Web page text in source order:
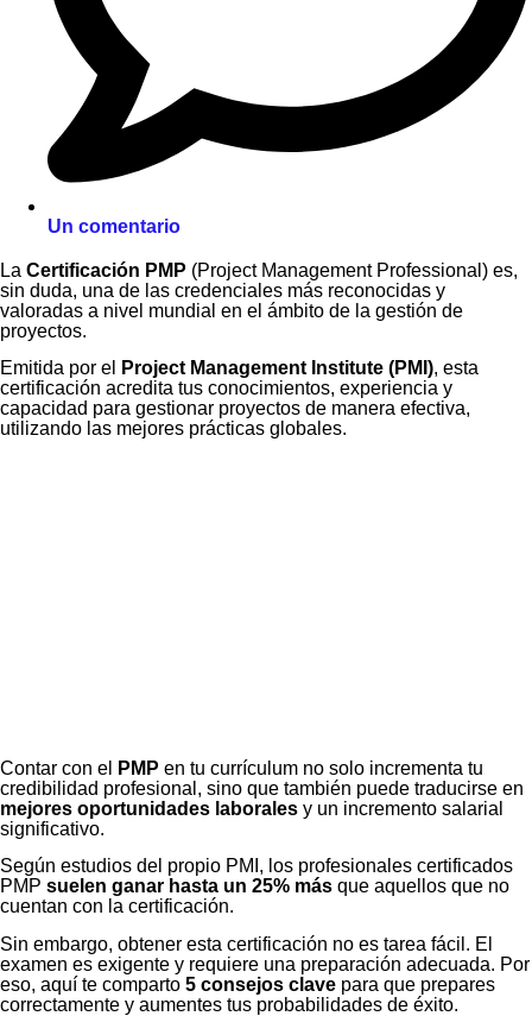
Un comentario
La Certificación PMP (Project Management Professional) es,
sin duda, una de las credenciales más reconocidas y
valoradas a nivel mundial en el ámbito de la gestión de
proyectos.
Emitida por el
Project Management Institute (PMI), esta
certificación acredita tus conocimientos, experiencia y
capacidad para gestionar proyectos de manera efectiva,
utilizando las mejores prácticas globales.
Contar con el PMP en tu currículum no solo incrementa tu
credibilidad profesional, sino que también puede traducirse en
mejores oportunidades laborales y un incremento salarial
significativo.
Según estudios del propio PMI, los profesionales certificados
PMP suelen ganar hasta un 25% más que aquellos que no
cuentan con la certificación.
Sin embargo, obtener esta certificación no es tarea fácil. El
examen es exigente y requiere una preparación adecuada. Por
eso, aquí te comparto 5 consejos clave para que prepares
correctamente y aumentes tus probabilidades de éxito.